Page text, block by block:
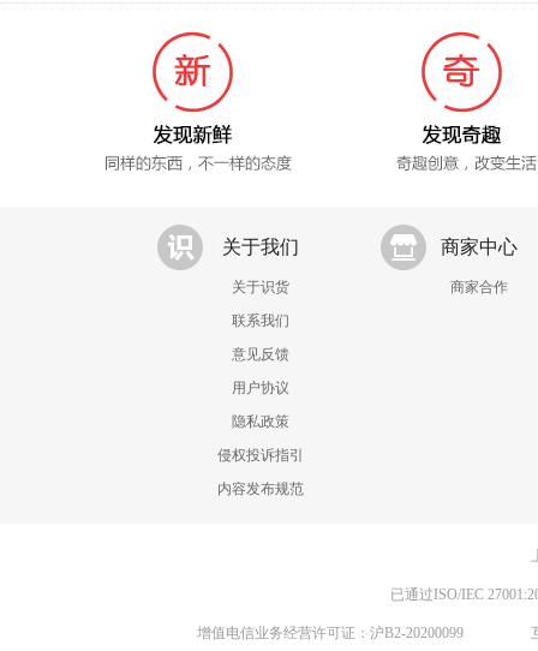
关于我们
关于识货
联系我们
意见反馈
用户协议
隐私政策
侵权投诉指引
内容发布规范
商家中心
商家合作
已通过ISO/IEC
增值电信业务经营许可证：沪B2-20200099